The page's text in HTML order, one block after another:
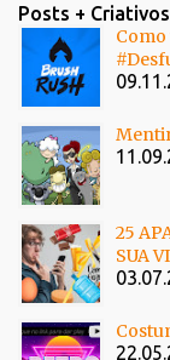
Posts + Criativos
25
SUA